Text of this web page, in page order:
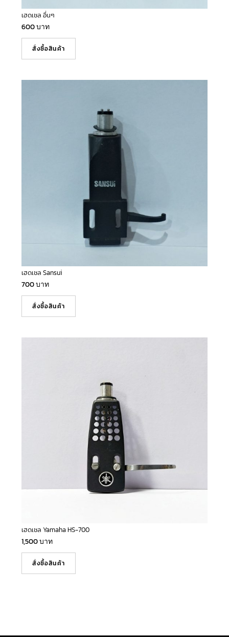
เฮดเชล อื่นๆ
600บาท
สั่งซื้อสินค้า
เฮดเชล Sansui
700บาท
สั่งซื้อสินค้า
เฮดเชล Yamaha HS-700
1,500บาท
สั่งซื้อสินค้า